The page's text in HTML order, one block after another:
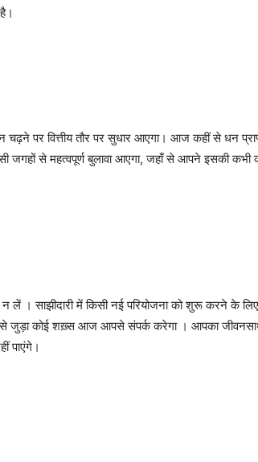
वित्तीय तौर पर सुधार आएगा। आज कहीं से धन
जगहों से महत्वपूर्ण बुलावा आएगा, जहाँ से आपने इसकी कभी
लें । साझीदारी में किसी नई परियोजना को शुरू करने के
जुड़ा कोई शख़्स आज आपसे संपर्क करेगा । आपका
पाएंगे।